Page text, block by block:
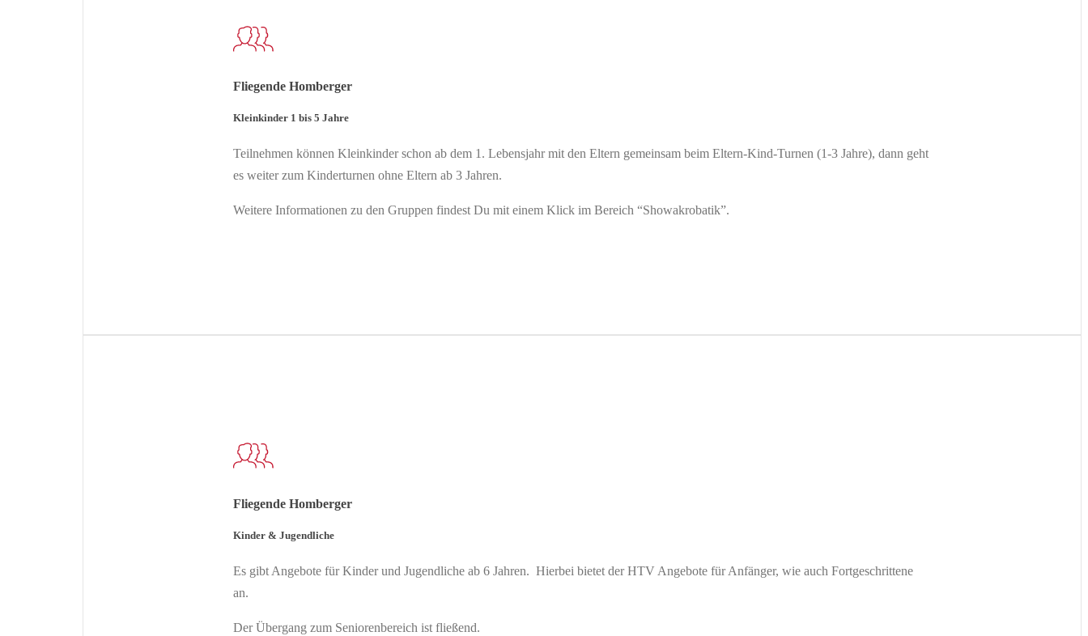
Fliegende Homberger
Kleinkinder 1 bis 5 Jahre
Teilnehmen können Kleinkinder schon ab dem 1. Lebensjahr mit den Eltern gemeinsam beim Eltern-Kind-Turnen (1-3 Jahre), dann geht
es weiter zum Kinderturnen ohne Eltern ab 3 Jahren.
Weitere Informationen zu den Gruppen findest Du mit einem Klick im Bereich “Showakrobatik”.
Fliegende Homberger
Kinder & Jugendliche
Es gibt Angebote für Kinder und Jugendliche ab 6 Jahren. Hierbei bietet der HTV Angebote für Anfänger, wie auch Fortgeschrittene
an.
Der Übergang zum Seniorenbereich ist fließend.